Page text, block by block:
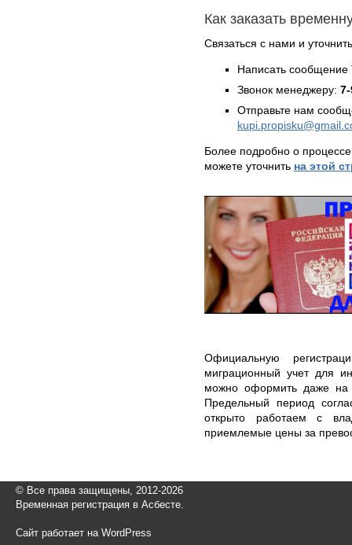
Как заказать
Связаться с нами и
Написать
Звонок менеджеру:
Отправьте нам
Более подробно о
можете уточнить на этой
Официальную
миграционный учет для
можно оформить даже на
Предельный период
открыто работаем с
приемлемые цены за
© Все права защищены, 2012-2026
Временная регистрация в Асбесте.
Сайт работает на WordPress